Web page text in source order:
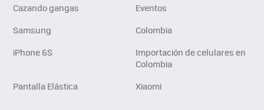
Cazando gangas
Eventos
Samsung
Colombia
iPhone 6S
Importación de celulares en
Colombia
Pantalla Elástica
Xiaomi